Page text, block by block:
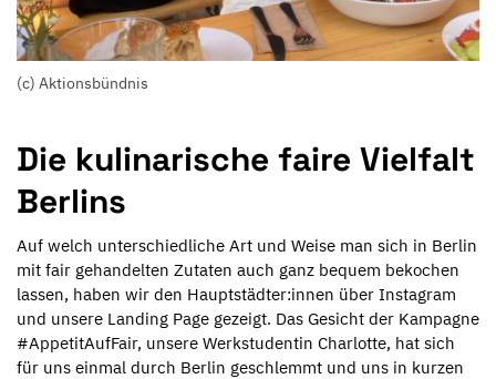
(c) Aktionsbündnis
Die kulinarische faire Vielfalt
Berlins
Auf welch unterschiedliche Art und Weise man sich in Berlin
mit fair gehandelten Zutaten auch ganz bequem bekochen
lassen, haben wir den Hauptstädter:innen über Instagram
und unsere Landing Page gezeigt. Das Gesicht der Kampagne
#AppetitAufFair, unsere Werkstudentin Charlotte, hat sich
für uns einmal durch Berlin geschlemmt und uns in kurzen